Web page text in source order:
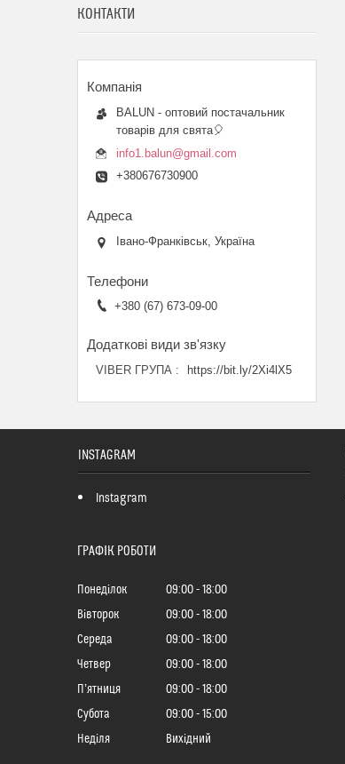
КОНТАКТИ
BALUN - оптовий постачальник
товарів для свята🎈
info1.balun@gmail.com
+380676730900
Івано-Франківськ, Україна
+380 (67) 673-09-00
VIBER ГРУПА https://bit.ly/2Xi4lX5
INSTAGRAM
Instagram
ГРАФІК РОБОТИ
Понеділок 09:00
18:00
Вівторок
09:00
18:00
Середа
09:00
18:00
Четвер
09:00
18:00
Пʼятниця
09:00
18:00
Субота
09:00
15:00
Неділя
Вихідний